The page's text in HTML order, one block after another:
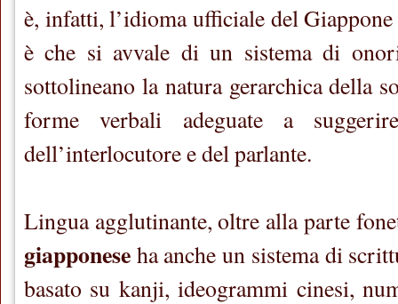
è, infatti, l’idioma ufficiale del
è che si avvale di un sistema di
sottolineano la natura gerarchica della
forme verbali adeguate a
dell’interlocutore e del parlante.
Lingua agglutinante, oltre alla parte
giapponese ha anche un sistema di
basato su kanji, ideogrammi cinesi,